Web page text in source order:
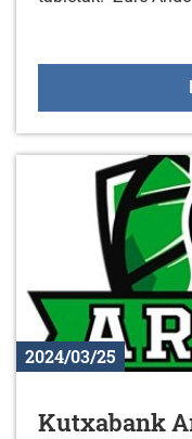
2024/03/25
Kutxabank